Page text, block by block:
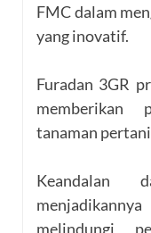
FMC dalam
yang inovatif.
Furadan 3GR
memberikan
tanaman
Keandalan
melindungi